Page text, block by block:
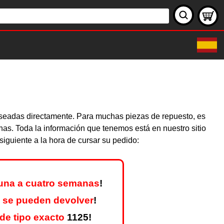
directamente. Para muchas piezas de repuesto, es
Toda la información que tenemos está en nuestro sitio
a la hora de cursar su pedido:
a cuatro semanas!
se pueden devolver!
tipo exacto 1125!